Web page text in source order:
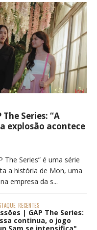
Series: “A
explosão acontece
The Series” é uma série
a história de Mon, uma
empresa da s...
RECENTES
| GAP The Series:
continua, o jogo